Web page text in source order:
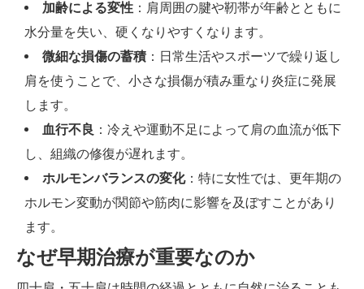
加齢による変性：肩周囲の腱や靭帯が年齢とともに
水分量を失い、硬くなりやすくなります。
微細な損傷の蓄積：日常生活やスポーツで繰り返し
肩を使うことで、小さな損傷が積み重なり炎症に発展
します。
血行不良 ：冷えや運動不足によって肩の血流が低下
し、組織の修復が遅れます。
ホルモンバランスの変化：特に女性では、更年期の
ホルモン変動が関節や筋肉に影響を及ぼすことがあり
ます。
なぜ早期治療が重要なのか